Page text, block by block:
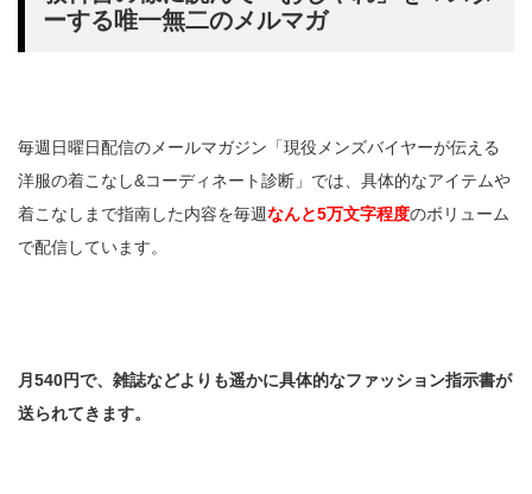
ーする唯一無二のメルマガ
毎週日曜日配信のメールマガジン「現役メンズバイヤーが伝える
洋服の着こなし&コーディネート診断」では、具体的なアイテムや
着こなしまで指南した内容を毎週なんと5万文字程度のボリューム
で配信しています。
月540円で、雑誌などよりも遥かに具体的なファッション指示書が
送られてきます。